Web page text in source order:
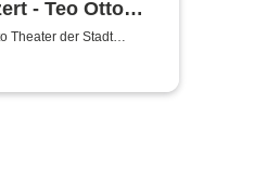
- Teo Otto
Remscheid
Theater der Stadt